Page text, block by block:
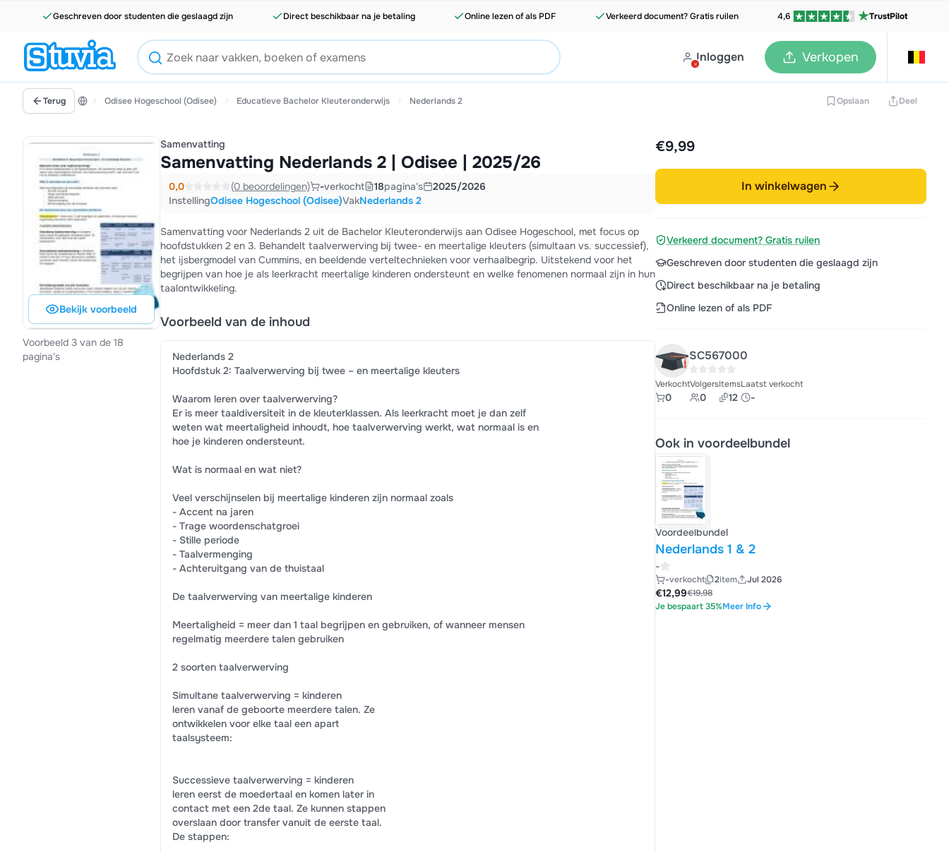
Geschreven door studenten die geslaagd zijn Direct beschikbaar na je betaling Online lezen of als PDF Verkeerd document? Gratis ruilen 4,6 TrustPilot
Inloggen Verkopen
Terug Odisee Hogeschool (Odisee) Educatieve Bachelor Kleuteronderwijs Nederlands 2 Opslaan Deel
Bekijk voorbeeld
Voorbeeld 3 van de 18
pagina's
Samenvatting
Samenvatting Nederlands 2 | Odisee | 2025/26
0,0 (0 beoordelingen) -verkocht 18pagina's
2025/2026
InstellingOdisee Hogeschool (Odisee)VakNederlands 2
Samenvatting voor Nederlands 2 uit de Bachelor Kleuteronderwijs aan Odisee Hogeschool, met focus op
hoofdstukken 2 en 3. Behandelt taalverwerving bij twee- en meertalige kleuters (simultaan vs. successief),
het ijsbergmodel van Cummins, en beeldende verteltechnieken voor verhaalbegrip. Uitstekend voor het
begrijpen van hoe je als leerkracht meertalige kinderen ondersteunt en welke fenomenen normaal zijn in hun
taalontwikkeling.
Voorbeeld van de inhoud
Nederlands 2
Hoofdstuk 2: Taalverwerving bij twee – en meertalige kleuters
Waarom leren over taalverwerving?
Er is meer taaldiversiteit in de kleuterklassen. Als leerkracht moet je dan zelf
weten wat meertaligheid inhoudt, hoe taalverwerving werkt, wat normaal is en
hoe je kinderen ondersteunt.
Wat is normaal en wat niet?
Veel verschijnselen bij meertalige kinderen zijn normaal zoals
- Accent na jaren
- Trage woordenschatgroei
- Stille periode
- Taalvermenging
- Achteruitgang van de thuistaal
De taalverwerving van meertalige kinderen
Meertaligheid = meer dan 1 taal begrijpen en gebruiken, of wanneer mensen
regelmatig meerdere talen gebruiken
2 soorten taalverwerving
Simultane taalverwerving = kinderen
leren vanaf de geboorte meerdere talen. Ze
ontwikkelen voor elke taal een apart
taalsysteem:
Successieve taalverwerving = kinderen
leren eerst de moedertaal en komen later in
contact met een 2de taal. Ze kunnen stappen
overslaan door transfer vanuit de eerste taal.
De stappen:
€9,99
In winkelwagen
Verkeerd document? Gratis ruilen
Geschreven door studenten die geslaagd zijn
Direct beschikbaar na je betaling
Online lezen of als PDF
SC567000
Verkocht
0
Volgers
0
Items
12
Laatst verkocht
-
Ook in voordeelbundel
Voordeelbundel
Nederlands 1 & 2
-
-verkocht 2item
Jul 2026
€19,98
€12,99
Je bespaart 35%Meer Info